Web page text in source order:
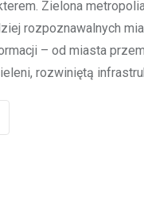
Zielona
rozpoznawalnych
– od miasta
rozwiniętą